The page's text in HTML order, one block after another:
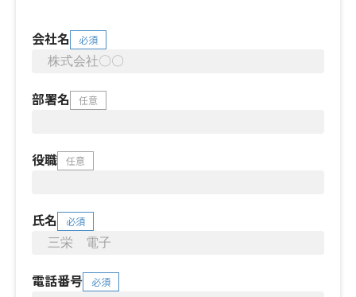
会社名 必須
部署名 任意
役職 任意
氏名 必須
電話番号 必須